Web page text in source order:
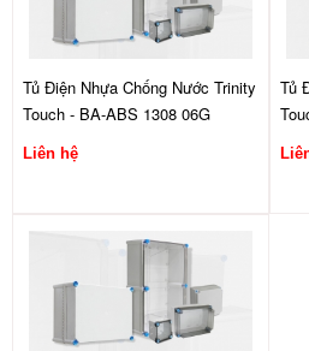
Tủ Điện Nhựa Chống Nước Trinity
Touch - BA-ABS 1308 06G
Liên hệ
Tủ